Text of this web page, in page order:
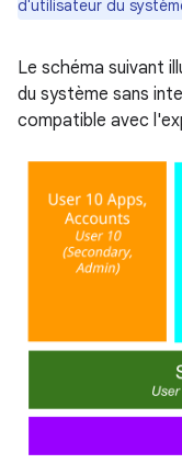
d'utilisateur du
Le schéma suivant
du système sans
compatible avec